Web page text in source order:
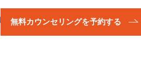
無料カウンセリングを予約する